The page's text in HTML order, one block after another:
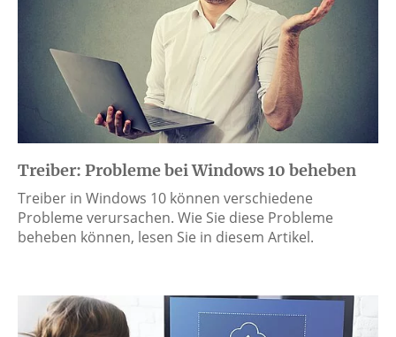
Treiber: Probleme bei Windows 10 beheben
Treiber in Windows 10 können verschiedene
Probleme verursachen. Wie Sie diese Probleme
beheben können, lesen Sie in diesem Artikel.